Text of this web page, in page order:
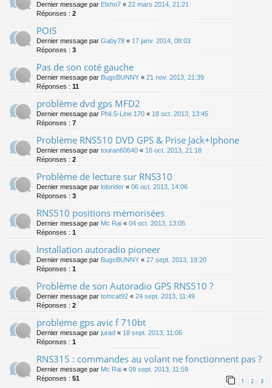
Dernier message par Elsho7 « 22 mars 2014, 21:21
Réponses : 2
POIS
Dernier message par Gaby78 « 17 janv. 2014, 08:03
Réponses : 3
Pas de son coté gauche
Dernier message par BugsBUNNY « 21 nov. 2013, 21:39
Réponses : 11
problème dvd gps MFD2
Dernier message par Phil.S-Line 170 « 18 oct. 2013, 13:45
Réponses : 7
Problème RNS510 DVD GPS & Prise Jack+Iphone
Dernier message par touran60640 « 16 oct. 2013, 21:18
Réponses : 2
Problème de lecture sur RNS310
Dernier message par lolorider « 06 oct. 2013, 14:06
Réponses : 3
RNS510 positions mémorisées
Dernier message par Mc Rai « 04 oct. 2013, 13:05
Réponses : 1
Installation autoradio pioneer
Dernier message par BugsBUNNY « 27 sept. 2013, 19:20
Réponses : 1
Problème de son Autoradio GPS RNS510 ?
Dernier message par tomcat92 « 24 sept. 2013, 11:49
Réponses : 2
probleme gps avic f 710bt
Dernier message par jurad « 18 sept. 2013, 11:06
Réponses : 1
RNS315 : commandes au volant ne fonctionnent pas ?
Dernier message par Mc Rai « 09 sept. 2013, 11:59
Réponses : 51 1 2 3